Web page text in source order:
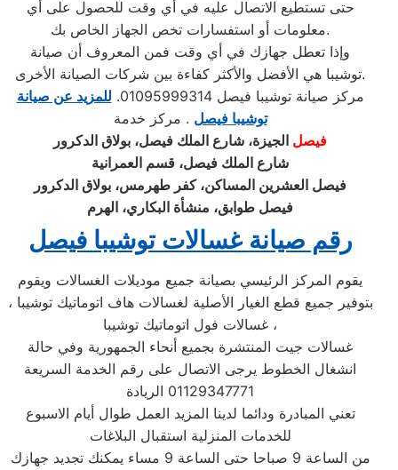
حتى تستطيع الاتصال عليه في أي وقت للحصول على أي
معلومات أو استفسارات تخص الجهاز الخاص بك.
وإذا تعطل جهازك في أي وقت فمن المعروف أن صيانة
توشيبا هي الأفضل والأكثر كفاءة بين شركات الصيانة الأخرى.
مركز صيانة توشيبا فيصل 01095999314.
للمزيد عن صيانة
توشيبا فيصل . مركز خدمة
فيصل الجيزة، شارع الملك فيصل، بولاق الدكرور
شارع الملك فيصل، قسم العمرانية
فيصل العشرين المساكن، كفر طهرمس، بولاق الدكرور
فيصل طوابق، منشأة البكاري، الهرم
رقم صيانة غسالات توشيبا فيصل
يقوم المركز الرئيسي بصيانة جميع موديلات الغسالات ويقوم
بتوفير جميع قطع الغيار الأصلية لغسالات هاف اتوماتيك توشيبا ،
غسالات فول اتوماتيك توشيبا ،
غسالات جيت المنتشرة بجميع أنحاء الجمهورية وفي حالة
انشغال الخطوط يرجى الاتصال على رقم الخدمة السريعة
01129347771 الريادة
تعني المبادرة ودائما لدينا المزيد العمل طوال أيام الاسبوع
للخدمات المنزلية استقبال البلاغات
من الساعة 9 صباحا حتى الساعة 9 مساء يمكنك تجديد جهازك